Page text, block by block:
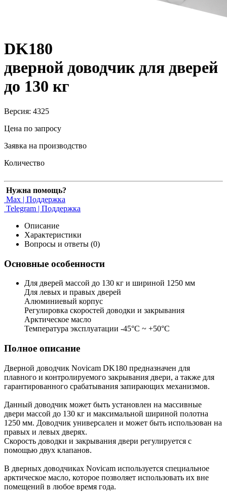
DK180
дверной доводчик для дверей
до 130 кг
Версия: 4325
Цена по запросу
Заявка на производство
Количество
Нужна помощь?
Max | Поддержка
Telegram | Поддержка
Описание
Характеристики
Вопросы и ответы (0)
Основные особенности
Для дверей массой до 130 кг и шириной 1250 мм
Для левых и правых дверей
Алюминиевый корпус
Регулировка скоростей доводки и закрывания
Арктическое масло
Температура эксплуатации -45°С ~ +50°С
Полное описание
Дверной доводчик Novicam DK180 предназначен для
плавного и контролируемого закрывания двери, а также для
гарантированного срабатывания запирающих механизмов.
Данный доводчик может быть установлен на массивные
двери массой до 130 кг и максимальной шириной полотна
1250 мм. Доводчик универсален и может быть использован на
правых и левых дверях.
Скорость доводки и закрывания двери регулируется с
помощью двух клапанов.
В дверных доводчиках Novicam используется специальное
арктическое масло, которое позволяет использовать их вне
помещений в любое время года.